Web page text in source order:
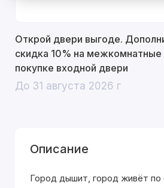
Открой двери выгоде.
скидка 10% на межкомнатные
покупке входной двери
До 31 августа 2026 г
Описание
Город дышит, город живёт по